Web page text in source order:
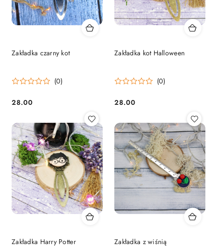
Zakładka czarny kot
(0)
Cena:
28.00
Zakładka kot Halloween
(0)
Cena:
28.00
Zakładka Harry Potter Zakładka z wiśnią